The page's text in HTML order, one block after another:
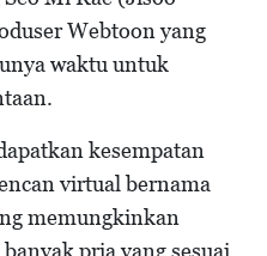
Webtoon yang
waktu untuk
kesempatan
virtual bernama
memungkinkan
pria yang sesuai